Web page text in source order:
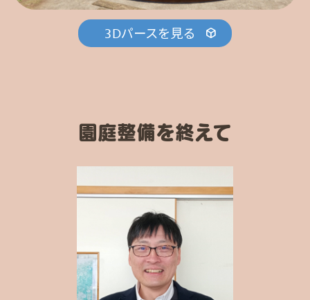
3Dパースを見る
園庭整備を終えて